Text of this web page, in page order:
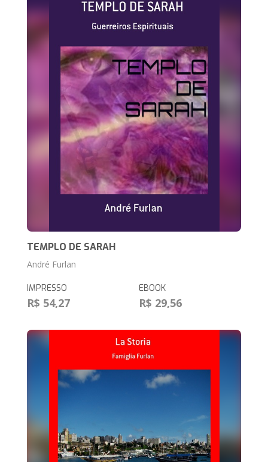
TEMPLO DE SARAH
André Furlan
IMPRESSO
R$ 54,27
EBOOK
R$ 29,56